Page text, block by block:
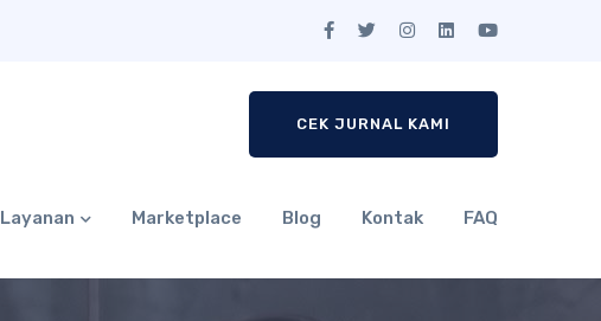
CEK JURNAL KAMI
Layanan Marketplace Blog Kontak FAQ